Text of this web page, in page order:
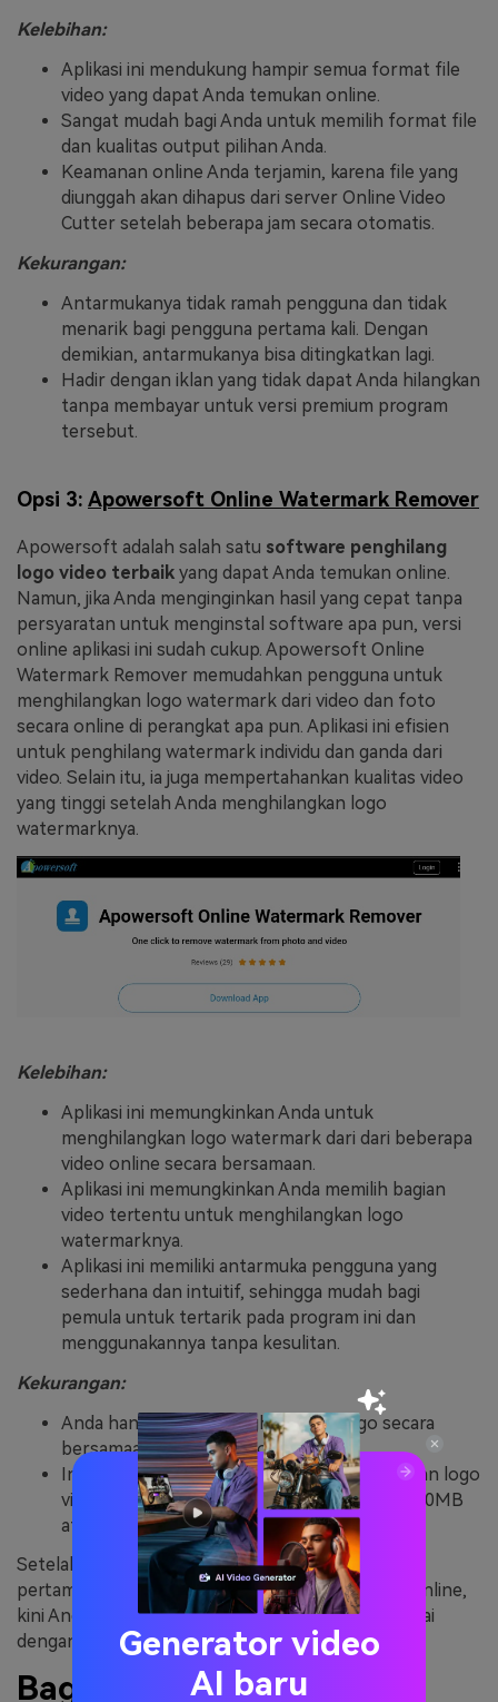
Kelebihan:
Aplikasi ini mendukung hampir semua format file
video yang dapat Anda temukan online.
Sangat mudah bagi Anda untuk memilih format file
dan kualitas output pilihan Anda.
Keamanan online Anda terjamin, karena file yang
diunggah akan dihapus dari server Online Video
Cutter setelah beberapa jam secara otomatis.
Kekurangan:
Antarmukanya tidak ramah pengguna dan tidak
menarik bagi pengguna pertama kali. Dengan
demikian, antarmukanya bisa ditingkatkan lagi.
Hadir dengan iklan yang tidak dapat Anda hilangkan
tanpa membayar untuk versi premium program
tersebut.
Opsi 3: Apowersoft Online Watermark Remover
Apowersoft adalah salah satu software penghilang
logo video terbaik yang dapat Anda temukan online.
Namun, jika Anda menginginkan hasil yang cepat tanpa
persyaratan untuk menginstal software apa pun, versi
online aplikasi ini sudah cukup. Apowersoft Online
Watermark Remover memudahkan pengguna untuk
menghilangkan logo watermark dari video dan foto
secara online di perangkat apa pun. Aplikasi ini efisien
untuk penghilang watermark individu dan ganda dari
video. Selain itu, ia juga mempertahankan kualitas video
yang tinggi setelah Anda menghilangkan logo
watermarknya.
Kelebihan:
Aplikasi ini memungkinkan Anda untuk
menghilangkan logo watermark dari dari beberapa
video online secara bersamaan.
Aplikasi ini memungkinkan Anda memilih bagian
video tertentu untuk menghilangkan logo
watermarknya.
Aplikasi ini memiliki antarmuka pengguna yang
sederhana dan intuitif, sehingga mudah bagi
pemula untuk tertarik pada program ini dan
menggunakannya tanpa kesulitan.
Kekurangan:
Anda hanya dapat menghilangkan logo secara
bersamaan dari dua video sekaligus.
Ini hanya memungkinkan Anda menghilangkan logo
video online untuk video mungil berukuran 50MB
atau lebih.
Setelah melihat ulasan dari tiga penghilang video
pertama kami untuk menghilangkan logo secara online,
kini Anda dapat memilih program yang paling sesuai
dengan preferensi Anda.
Bagian 2. Cara
Generator video
AI baru